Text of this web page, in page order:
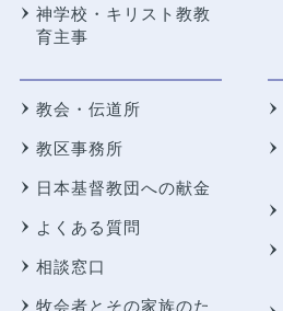
神学校・キリスト教教
育主事
教会・伝道所
教区事務所
日本基督教団への献金
よくある質問
相談窓口
牧会者とその家族のた